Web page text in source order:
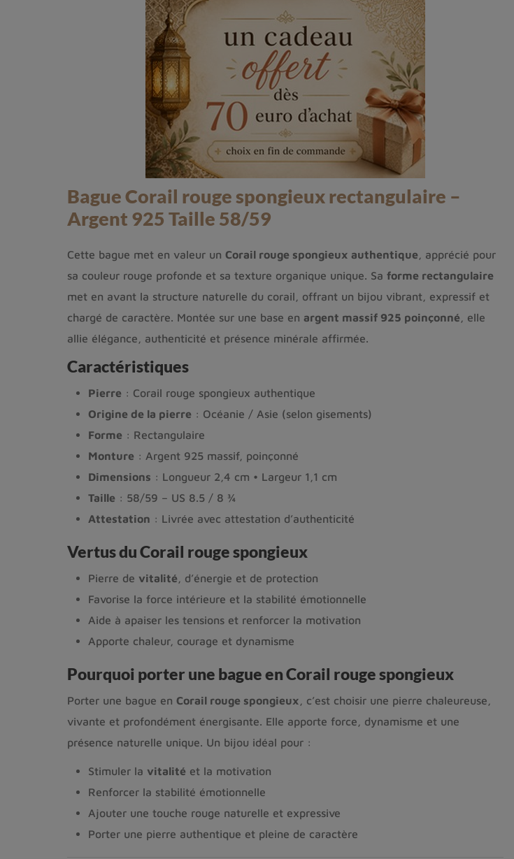
Bague Corail rouge spongieux rectangulaire –
Argent 925 Taille 58/59
Cette bague met en valeur un Corail rouge spongieux authentique , apprécié pour
sa couleur rouge profonde et sa texture organique unique. Sa forme rectangulaire
met en avant la structure naturelle du corail, offrant un bijou vibrant, expressif et
chargé de caractère. Montée sur une base en argent massif 925 poinçonné , elle
allie élégance, authenticité et présence minérale affirmée.
Caractéristiques
Pierre : Corail rouge spongieux authentique
Origine de la pierre : Océanie / Asie (selon gisements)
Forme : Rectangulaire
Monture : Argent 925 massif, poinçonné
Dimensions : Longueur 2,4 cm • Largeur 1,1 cm
Taille : 58/59 – US 8.5 / 8 ¾
Attestation : Livrée avec attestation d’authenticité
Vertus du Corail rouge spongieux
Pierre de vitalité , d’énergie et de protection
Favorise la force intérieure et la stabilité émotionnelle
Aide à apaiser les tensions et renforcer la motivation
Apporte chaleur, courage et dynamisme
Pourquoi porter une bague en Corail rouge spongieux
Porter une bague en Corail rouge spongieux , c’est choisir une pierre chaleureuse,
vivante et profondément énergisante. Elle apporte force, dynamisme et une
présence naturelle unique. Un bijou idéal pour :
Stimuler la vitalité et la motivation
Renforcer la stabilité émotionnelle
Ajouter une touche rouge naturelle et expressive
Porter une pierre authentique et pleine de caractère